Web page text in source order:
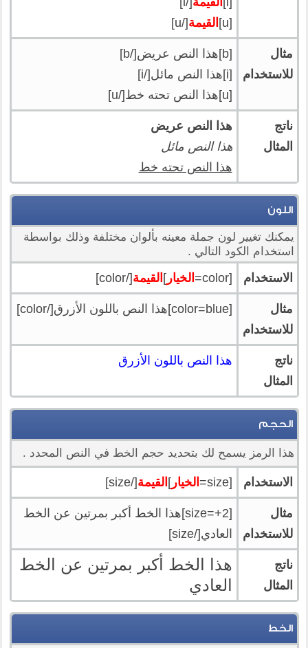
[u]
القيمة[/u]
مثال
للاستخدام
[b]هذا النص عريض[/b]
[i]هذا النص مائل[/i]
[u]هذا النص تحته خط[/u]
ناتج
المثال
هذا النص عريض
هذا النص مائل
هذا النص تحته خط
اللون
يمكنك تغيير لون جملة معينه بألوان مختلفة وذلك بواسطة
استخدام الكود التالي .
الاستخدام [color= الخيار] القيمة[/color]
مثال
للاستخدام
[color=blue]هذا النص باللون الأزرق[/color]
ناتج
المثال
هذا النص باللون الأزرق
الحجم
هذا الرمز يسمح لك بتحديد حجم الخط في النص المحدد .
الاستخدام [size= الخيار] القيمة[/size]
مثال
للاستخدام
[size=+2]هذا الخط أكبر بمرتين عن الخط
العادي[/size]
ناتج
المثال
هذا الخط أكبر بمرتين عن الخط
العادي
الخط